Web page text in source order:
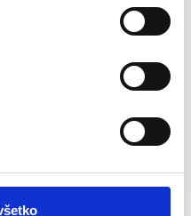
Kategória:Stany
TOOLS Značka:NEO